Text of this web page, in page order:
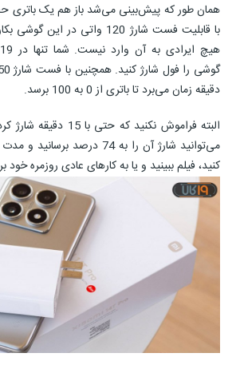
با قابلیت فست شارژ 120 واتی در
دقیقه زمان می‌برد تا باتری از 0 به 100 برسد.
می‌توانید شارژ آن را به 74 درصد
کنید، فیلم ببینید و یا به کارهای عادی روزمره خود